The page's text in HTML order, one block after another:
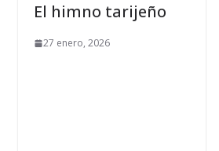
El himno tarijeño
27 enero, 2026